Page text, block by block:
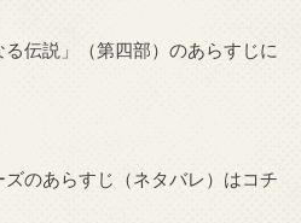
伝説」（第四部）のあらすじに
のあらすじ（ネタバレ）はコチ